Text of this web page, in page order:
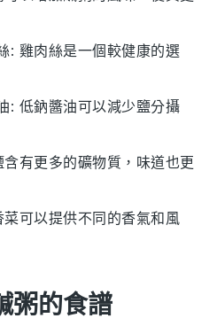
: 雞肉絲是一個較健康的選
: 低鈉醬油可以減少鹽分攝
含有更多的礦物質，味道也更
菜可以提供不同的香氣和風
粥的食譜